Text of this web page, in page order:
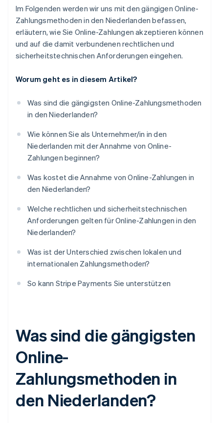
Im Folgenden werden wir uns mit den gängigen Online-
Zahlungsmethoden in den Niederlanden befassen,
erläutern, wie Sie Online-Zahlungen akzeptieren können
und auf die damit verbundenen rechtlichen und
sicherheitstechnischen Anforderungen eingehen.
Worum geht es in diesem Artikel?
Was sind die gängigsten Online-Zahlungsmethoden
in den Niederlanden?
Wie können Sie als Unternehmer/in in den
Niederlanden mit der Annahme von Online-
Zahlungen beginnen?
Was kostet die Annahme von Online-Zahlungen in
den Niederlanden?
Welche rechtlichen und sicherheitstechnischen
Anforderungen gelten für Online-Zahlungen in den
Niederlanden?
Was ist der Unterschied zwischen lokalen und
internationalen Zahlungsmethoden?
So kann Stripe Payments Sie unterstützen
Was sind die gängigsten
Online-
Zahlungsmethoden in
den Niederlanden?